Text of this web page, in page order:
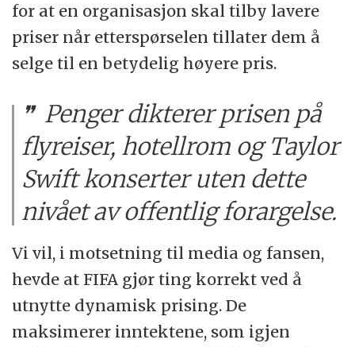
for at en organisasjon skal tilby lavere
priser når etterspørselen tillater dem å
selge til en betydelig høyere pris.
Penger dikterer prisen på
flyreiser, hotellrom og Taylor
Swift konserter uten dette
nivået av offentlig forargelse.
Vi vil, i motsetning til media og fansen,
hevde at FIFA gjør ting korrekt ved å
utnytte dynamisk prising. De
maksimerer inntektene, som igjen